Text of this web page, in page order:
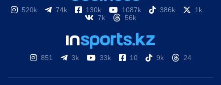
520k 74k 130k 1087k 386k
1k
7k
56k
851 3k 33k 10 9k 24